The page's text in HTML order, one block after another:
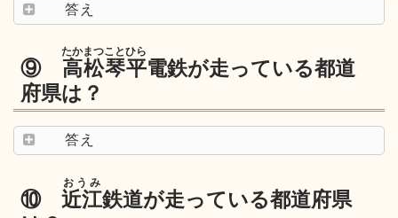
答え
⑨ 高松琴平
たかまつことひら
電鉄が走っている都道
府県は？
答え
⑩ 近江
おうみ
鉄道が走っている都道府県